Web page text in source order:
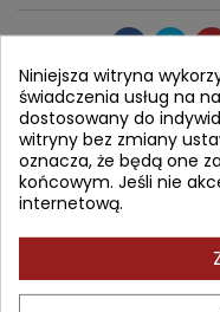
Powiadom mnie o
Wprowadź swój adres
dostępności tej książki
SZCZEGÓŁY
Niniejsza witryna
świadczenia usług na
dostosowany do
witryny bez zmiany
oznacza, że będą one
końcowym. Jeśli nie
internetową.